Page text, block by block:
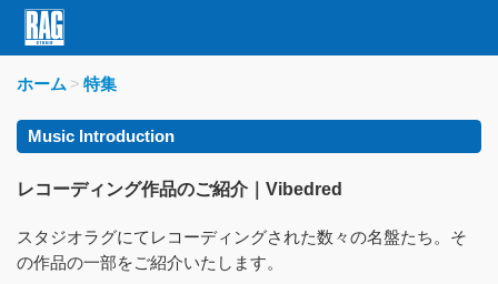
ホーム 特集
Music Introduction
レコーディング作品のご紹介｜Vibedred
スタジオラグにてレコーディングされた数々の名盤たち。そ
の作品の一部をご紹介いたします。